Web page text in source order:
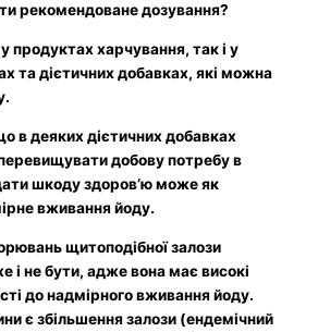
рекомендоване дозування?
продуктах харчування, так і у
та дієтичних добавках, які можна
в деяких дієтичних добавках
добову потребу в
шкоду здоров’ю може як
вживання йоду.
щитоподібної залози
і не бути, адже вона має високі
до надмірного вживання йоду.
є збільшення залози (ендемічний